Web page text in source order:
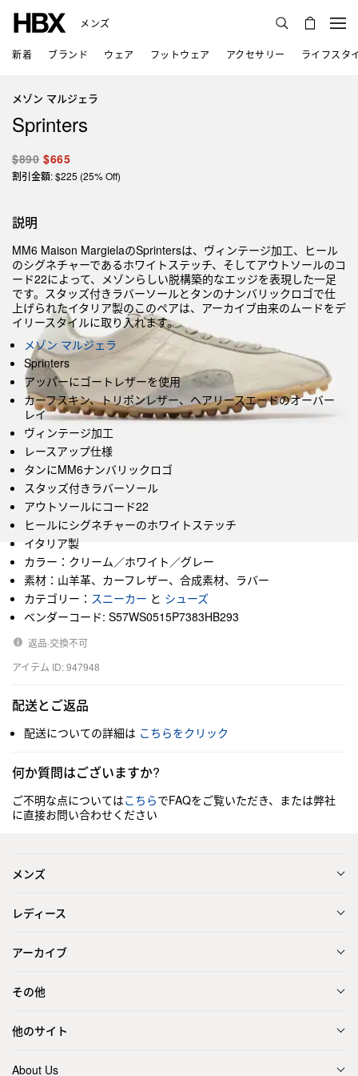
メンズ
新着 ブランド ウェア フットウェア アクセサリー ライフスタ
メゾン マルジェラ
Sprinters
$890 $665
割引金額: $225 (25% Off)
説明
MM6 Maison MargielaのSprintersは、ヴィンテージ加工、ヒール
のシグネチャーであるホワイトステッチ、そしてアウトソールのコ
ード22によって、メゾンらしい脱構築的なエッジを表現した一足
です。スタッズ付きラバーソールとタンのナンバリックロゴで仕
上げられたイタリア製のこのペアは、アーカイブ由来のムードをデ
イリースタイルに取り入れます。
メゾン マルジェラ
Sprinters
アッパーにゴートレザーを使用
カーフスキン、トリポンレザー、ヘアリースエードのオーバー
レイ
ヴィンテージ加工
レースアップ仕様
タンにMM6ナンバリックロゴ
スタッズ付きラバーソール
アウトソールにコード22
ヒールにシグネチャーのホワイトステッチ
イタリア製
カラー：クリーム／ホワイト／グレー
素材：山羊革、カーフレザー、合成素材、ラバー
カテゴリー： スニーカー と シューズ
ベンダーコード: S57WS0515P7383HB293
返品·交換不可
アイテム ID: 947948
配送とご返品
配送についての詳細は こちらをクリック
何か質問はございますか?
ご不明な点についてはこちらでFAQをご覧いただき、または弊社
に直接お問い合わせください
メンズ
レディース
アーカイブ
その他
他のサイト
About Us